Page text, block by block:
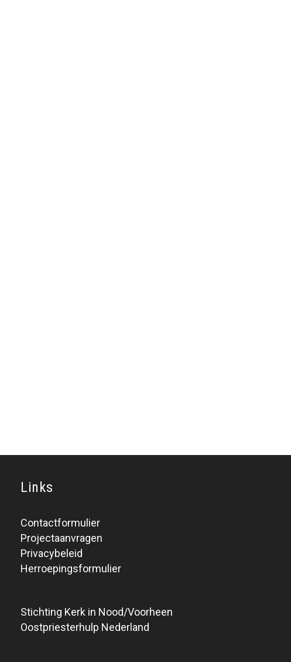
Links
Contactformulier
Projectaanvragen
Privacybeleid
Herroepingsformulier
Stichting Kerk in Nood/Voorheen
Oostpriesterhulp Nederland